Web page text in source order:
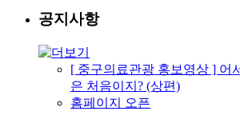
공지사항
[ 중구의료관광 홍보영상 ] 어
은 처음이지? (상편)
홈페이지 오픈